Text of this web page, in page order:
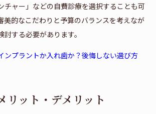
チャー」などの自費診療を選択することも可
美的なこだわりと予算のバランスを考えなが
する必要があります。
ンプラントか入れ歯か？後悔しない選び方
リット・デメリット